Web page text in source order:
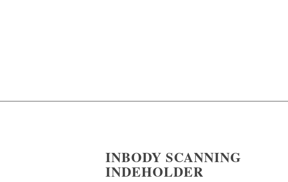
INBODY SCANNING
INDEHOLDER